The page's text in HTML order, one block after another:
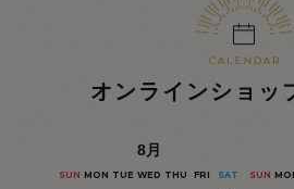
オンラインショッ
8月
SUN MON TUE WED THU FRI SAT SUN